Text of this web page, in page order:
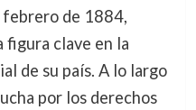
febrero de 1884,
figura clave en la
de su país. A lo largo
por los derechos